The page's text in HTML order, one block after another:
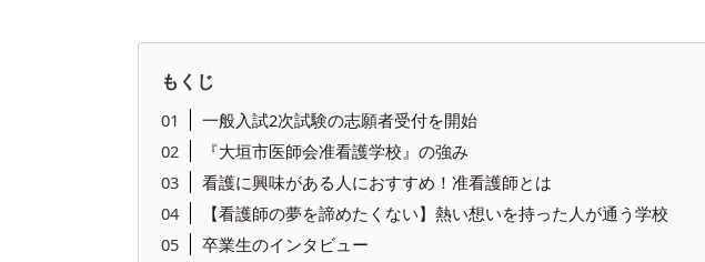
もくじ
一般入試2次試験の志願者受付を開始
『大垣市医師会准看護学校』の強み
看護に興味がある人におすすめ！准看護師とは
【看護師の夢を諦めたくない】熱い想いを持った人が通う学校
卒業生のインタビュー